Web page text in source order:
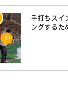
手打ちスイ
ングする